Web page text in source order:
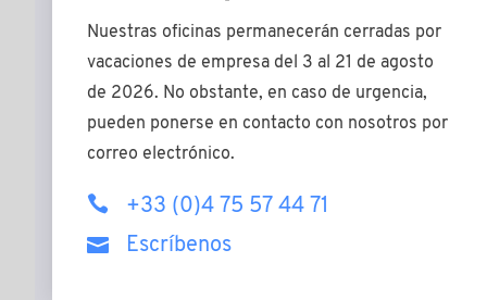
Los tornillos de polietileno (PE) se
caracterizan por suexcelente resistencia
química,baja absorción de humedady
buenas propiedades deaislamiento
eléctrico . Estos tornillos de PE se emplean
sistemas de tratamiento de agua y
aplicaciones que requieren elementos de
Nuestras oficinas permanecerán cerradas por
vacaciones de empresa del 3 al 21 de agosto
de 2026. No obstante, en caso de urgencia,
pueden ponerse en contacto con nosotros por
correo electrónico.
+33 (0)4 75 57 44 71
Escríbenos